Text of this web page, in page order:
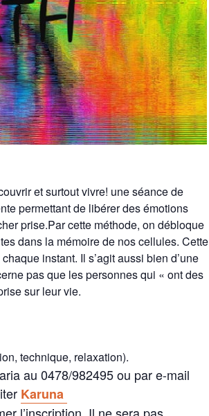
et surtout vivre! une séance de
permettant de libérer des émotions
prise.Par cette méthode, on débloque
dans la mémoire de nos cellules. Cette
instant. Il s’agit aussi bien d’une
pas que les personnes qui « ont des
sur leur vie.
technique, relaxation).
au 0478/982495 ou par e-mail
Karuna